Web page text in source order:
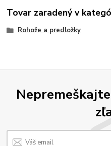
Tovar zaradený v
Rohože a predložky